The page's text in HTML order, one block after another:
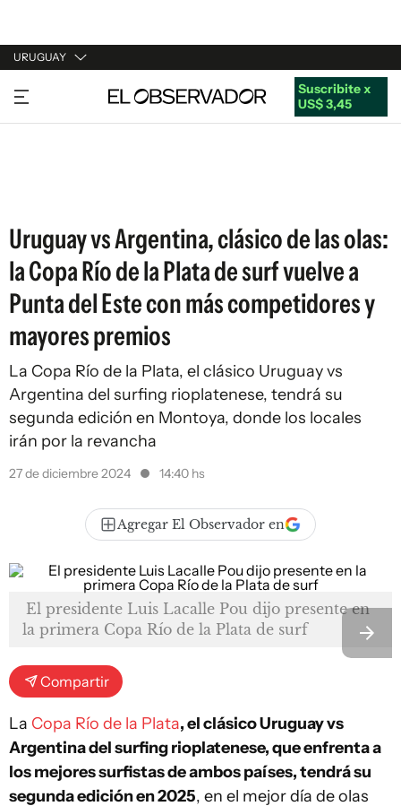
URUGUAY
URUGUAY
ARGENTINA
Suscribite x
US$ 3,45
Uruguay vs Argentina, clásico de las olas:
la Copa Río de la Plata de surf vuelve a
Punta del Este con más competidores y
mayores premios
La Copa Río de la Plata, el clásico Uruguay vs
Argentina del surfing rioplatenese, tendrá su
segunda edición en Montoya, donde los locales
irán por la revancha
27 de diciembre 2024 14:40 hs
Agregar El Observador en
El presidente Luis Lacalle Pou dijo presente en
la primera Copa Río de la Plata de surf
Compartir
La Copa Río de la Plata, el clásico Uruguay vs
Argentina del surfing rioplatenese, que enfrenta a
los mejores surfistas de ambos países, tendrá su
segunda edición en 2025, en el mejor día de olas